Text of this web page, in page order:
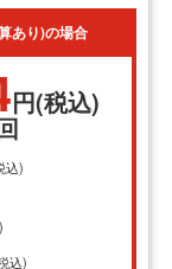
あり)の場合
円(税込)
込)
込)